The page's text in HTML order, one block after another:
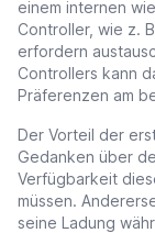
einem internen
Controller, wie z.
erfordern
Controllers kann
Präferenzen am
Der Vorteil der
Gedanken über
Verfügbarkeit
müssen.
seine Ladung